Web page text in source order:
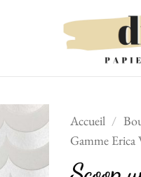
Ajouter
Accueil /
Gamme Erica